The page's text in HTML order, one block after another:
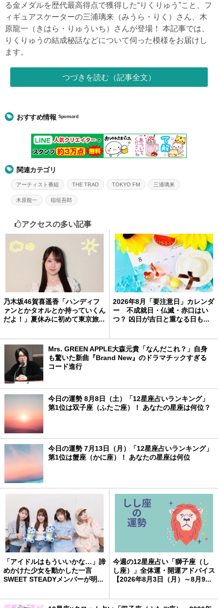
る金メダルを歴代最高得点で獲得した“りくりゅう”こと、フ
ィギュアスケーターの三浦璃来（みうら・りく）さん、木
原龍一（きはら・りゅういち）さんが登場！ 本記事では、
りくりゅうの結成秘話などについて伺った模様をお届けし
ます。
つづきを読む（記事全文）
おすすめ情報Sponsord
関連カテゴリ
アーティスト番組 THE TRAD TOKYO FM 三浦璃来
木原龍一 稲垣吾郎
アクセスの多い記事
乃木坂46賀喜遥香「ハンディフ
ァンとかタオルとか持っていくん
だよ！」夏休みに初めて東京旅...
2026年8月「要注意日」カレンダ
ー 不成就日・仏滅・赤口はい
つ？ 凶日が吉日と重なる日も...
Mrs. GREEN APPLE大森元貴「なんだこれ？」自身
も驚いた新曲『Brand New』のドラマチックすぎる
コード進行
今日の運勢 8月8日（土）「12星座占いランキング」
第1位は双子座（ふたご座）！ あなたの星座は何位？
今日の運勢 7月13日（月）「12星座占いランキング」
第1位は蟹座（かに座）！ あなたの星座は何位
「アイドルはもういいかな…」諦
めかけた少女を動かした一言
SWEET STEADYメンバーが明...
今週の12星座占い「獅子座（し
し座）」全体運・開運アドバイス
【2026年8月3日（月）～8月9...